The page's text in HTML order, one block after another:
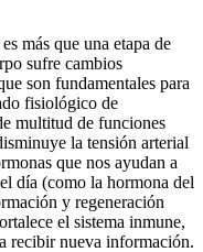
más que una etapa de
sufre cambios
son fundamentales para
fisiológico de
multitud de funciones
la tensión arterial
que nos ayudan a
día (como la hormona del
y regeneración
el sistema inmune,
recibir nueva información.